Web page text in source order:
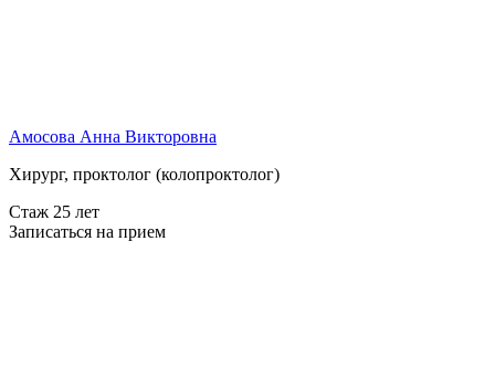
Амосова Анна Викторовна
Хирург, проктолог (колопроктолог)
Стаж 25 лет
Записаться на прием